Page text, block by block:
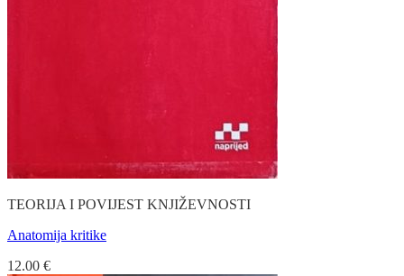
TEORIJA I POVIJEST KNJIŽEVNOSTI
Anatomija kritike
12.00 €